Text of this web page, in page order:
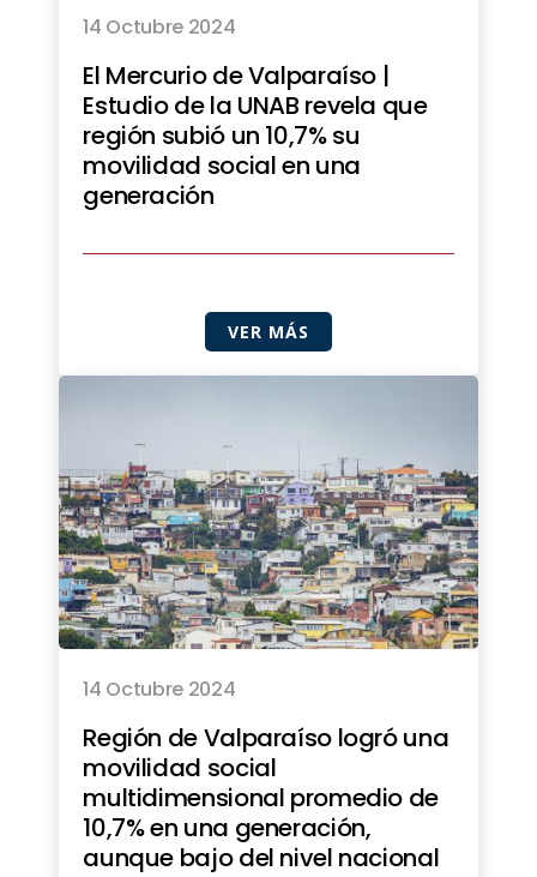
14 Octubre 2024
El Mercurio de Valparaíso |
Estudio de la UNAB revela que
región subió un 10,7% su
movilidad social en una
generación
VER MÁS
14 Octubre 2024
Región de Valparaíso logró una
movilidad social
multidimensional promedio de
10,7% en una generación,
aunque bajo del nivel nacional